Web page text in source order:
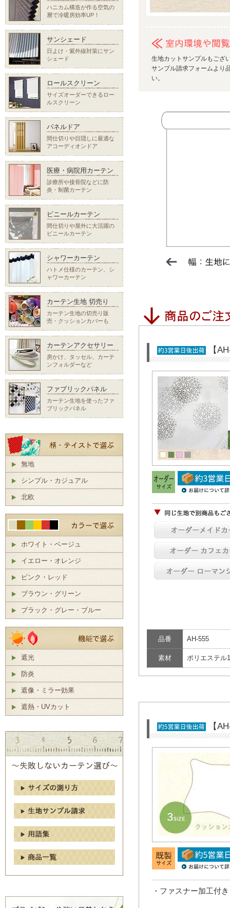
生地カットサンプルもござ
サンプル請求フォームより
い。
【
品番 AH-555
素材 ポリエステル
【
・ファスナー加工付き
ハニカム構造が作る空気の
層で冷暖房効率UP！
サンシェード
日よけ・紫外線対策にサン
シェード
ロールスクリーン
サイズオーダーできるロー
ルスクリーン
パネルドア
間仕切りや目隠しに最適な
アコーディオンドア
医療・病院用カーテン
診療所や接骨院などに防
炎・制菌カーテン
ビニールカーテン
間仕切りや屋外に大活躍の
ビニールカーテン
シャワーカーテン
ハトメ仕様のカーテン、シ
ャワーカーテン
カーテン生地 切売り
カーテン生地の切売り販
売・クッションカバーも
カーテンアクセサリー
房かけ、タッセル、カーテ
ンフォルダーなど
ファブリックパネル
カーテン生地を使ったファ
ブリックパネル
無地
シンプル・カジュアル
北欧
ホワイト・ベージュ
イエロー・オレンジ
ピンク・レッド
ブラウン・グリーン
ブラック・グレー・ブルー
遮光
防炎
遮像・ミラー効果
遮熱・UVカット